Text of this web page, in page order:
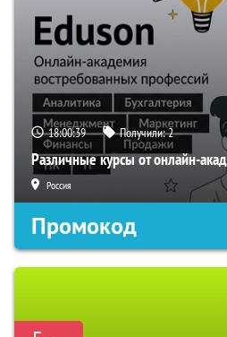
18:00:38 Получили:2
Различные курсы от онлайн-
Россия
Промокод